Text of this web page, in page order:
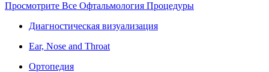
Просмотрите Все Офтальмология Процедуры
Диагностическая визуализация
Ear, Nose and Throat
Ортопедия